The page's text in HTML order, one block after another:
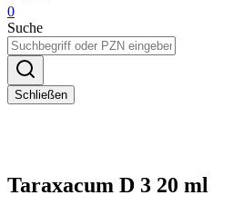
0
Suche
Schließen
Taraxacum D 3 20 ml